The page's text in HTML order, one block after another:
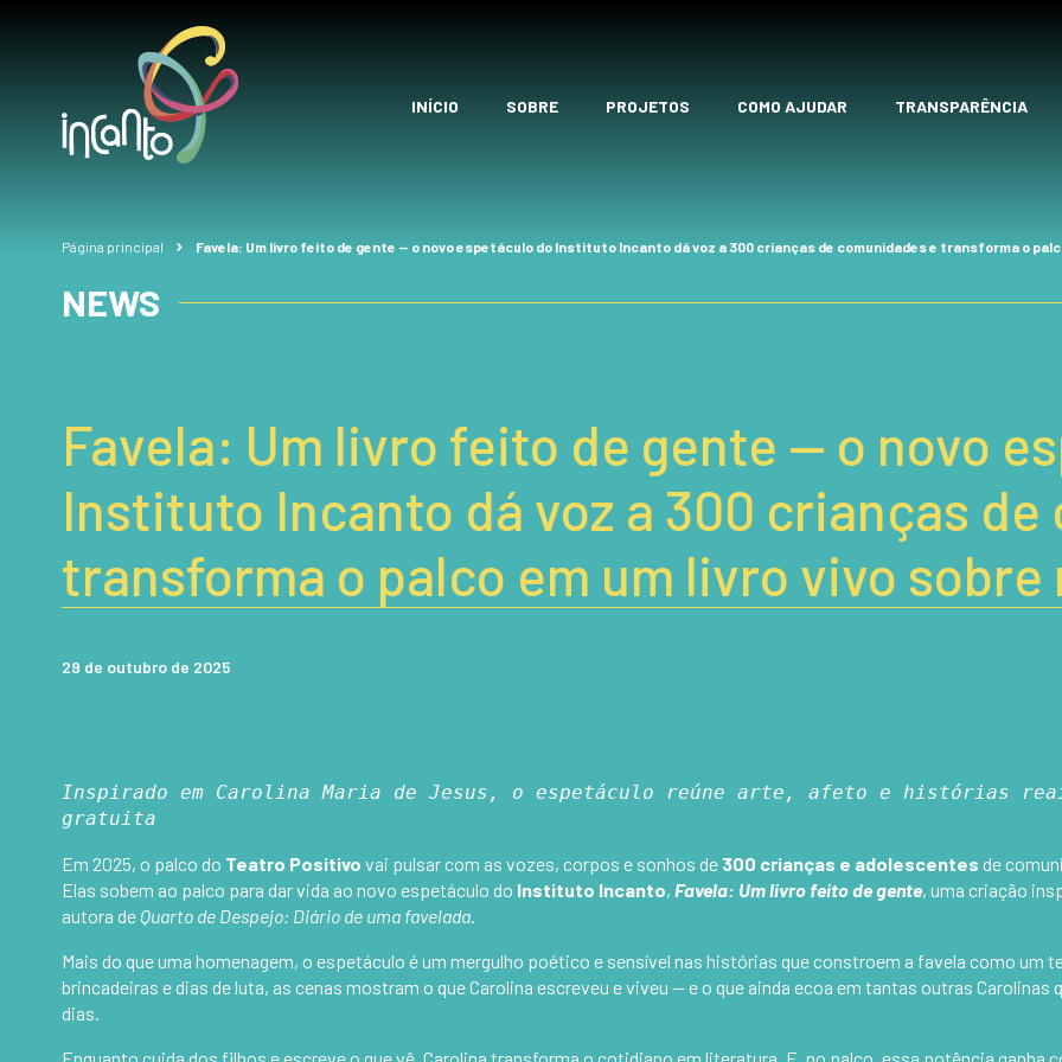
INÍCIO SOBRE PROJETOS COMO AJUDAR TRANSPARÊNCIA
Página principal Favela: Um livro feito de gente — o novo espetáculo do Instituto Incanto dá voz a 300 crianças de comunidades e transforma o
NEWS
Favela: Um livro feito de gente — o novo
Instituto Incanto dá voz a 300 crianças de
transforma o palco em um livro vivo
29 de outubro de 2025
Inspirado em Carolina Maria de Jesus, o espetáculo reúne arte, afeto e histórias
gratuita
Em 2025, o palco do Teatro Positivo vai pulsar com as vozes, corpos e sonhos de 300 crianças e adolescentes de
Elas sobem ao palco para dar vida ao novo espetáculo do Instituto Incanto, Favela: Um livro feito de gente, uma criação
autora de Quarto de Despejo: Diário de uma favelada.
Mais do que uma homenagem, o espetáculo é um mergulho poético e sensível nas histórias que constroem a favela como
brincadeiras e dias de luta, as cenas mostram o que Carolina escreveu e viveu — e o que ainda ecoa em tantas outras
dias.